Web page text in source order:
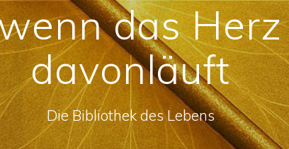
das
davonläuft
Die Bibliothek des Lebens